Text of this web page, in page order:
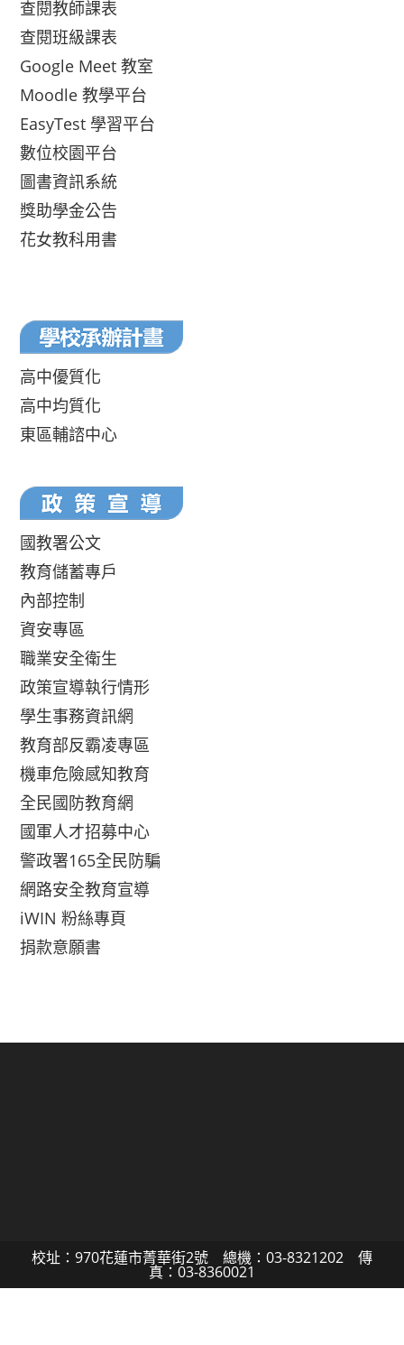
查閱教師課表
查閱班級課表
Google Meet 教室
Moodle 教學平台
EasyTest 學習平台
數位校園平台
圖書資訊系統
獎助學金公告
花女教科用書
高中優質化
高中均質化
東區輔諮中心
國教署公文
教育儲蓄專戶
內部控制
資安專區
職業安全衛生
政策宣導執行情形
學生事務資訊網
教育部反霸凌專區
機車危險感知教育
全民國防教育網
國軍人才招募中心
警政署165全民防騙
網路安全教育宣導
iWIN 粉絲專頁
捐款意願書
校址：970花蓮市菁華街2號 總機：03-8321202 傳
真：03-8360021